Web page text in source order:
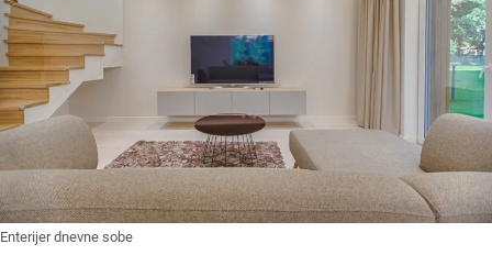
Enterijer dnevne sobe